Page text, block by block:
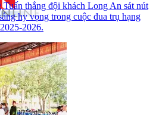
thắng đội khách Long An sát nút
hy vọng trong cuộc đua trụ hạng
2026.